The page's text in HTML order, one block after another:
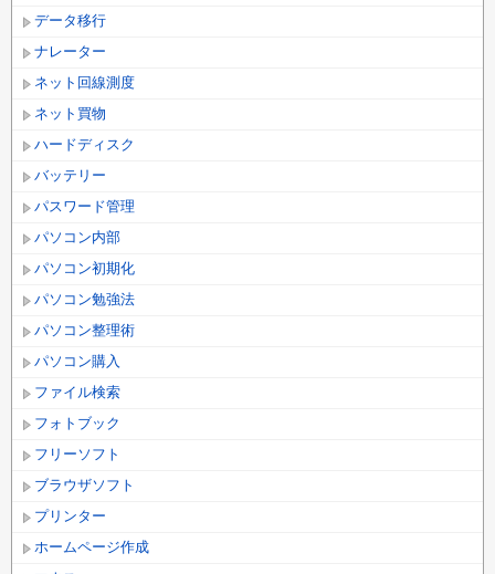
データ移行
ナレーター
ネット回線測度
ネット買物
ハードディスク
バッテリー
パスワード管理
パソコン内部
パソコン初期化
パソコン勉強法
パソコン整理術
パソコン購入
ファイル検索
フォトブック
フリーソフト
ブラウザソフト
プリンター
ホームページ作成